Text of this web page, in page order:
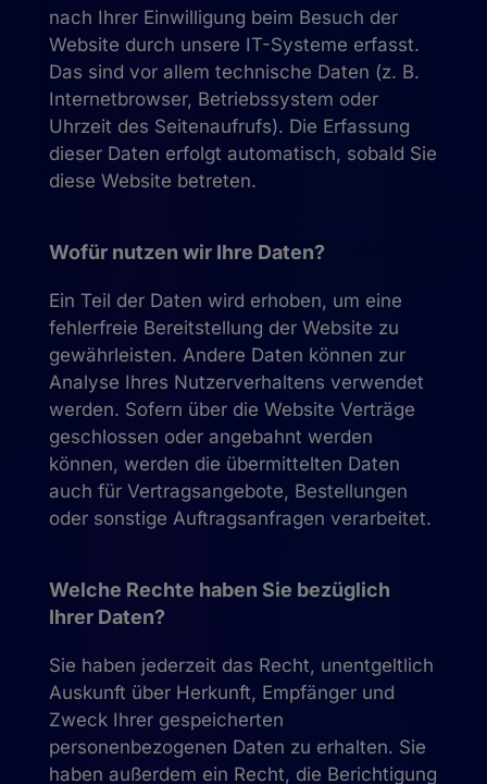
nach Ihrer Einwilligung beim Besuch der
Website durch unsere IT-Systeme erfasst.
Das sind vor allem technische Daten (z. B.
Internetbrowser, Betriebssystem oder
Uhrzeit des Seitenaufrufs). Die Erfassung
dieser Daten erfolgt automatisch, sobald Sie
diese Website betreten.
Wofür nutzen wir Ihre Daten?
Ein Teil der Daten wird erhoben, um eine
fehlerfreie Bereitstellung der Website zu
gewährleisten. Andere Daten können zur
Analyse Ihres Nutzerverhaltens verwendet
werden. Sofern über die Website Verträge
geschlossen oder angebahnt werden
können, werden die übermittelten Daten
auch für Vertragsangebote, Bestellungen
oder sonstige Auftragsanfragen verarbeitet.
Welche Rechte haben Sie bezüglich
Ihrer Daten?
Sie haben jederzeit das Recht, unentgeltlich
Auskunft über Herkunft, Empfänger und
Zweck Ihrer gespeicherten
personenbezogenen Daten zu erhalten. Sie
haben außerdem ein Recht, die Berichtigung